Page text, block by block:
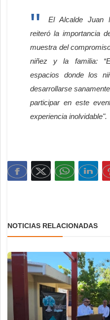
El Alcalde Juan
reiteró la importancia
muestra del
niñez y la familia:
espacios donde los
desarrollarse
participar en este
experiencia inolvidable".
NOTICIAS RELACIONADAS